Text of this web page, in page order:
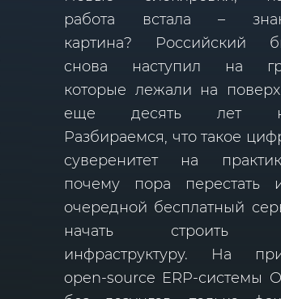
работа встала –
картина? Российский
снова наступил на
которые лежали на
еще десять лет
Разбираемся, что такое
суверенитет на
почему пора перестать
очередной бесплатный
начать строить
инфраструктуру. На
open-source ERP-системы